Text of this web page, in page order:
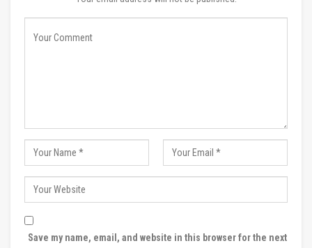
Save my name, email, and website in this browser for the next